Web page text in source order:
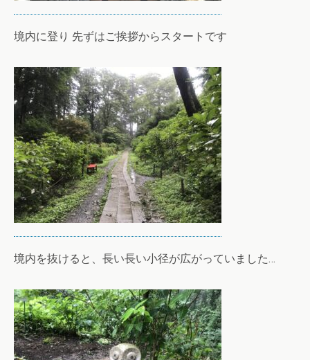
境内に登り 先ずはご挨拶からスタートです
境内を抜けると、長い長い小径が広がっていました…